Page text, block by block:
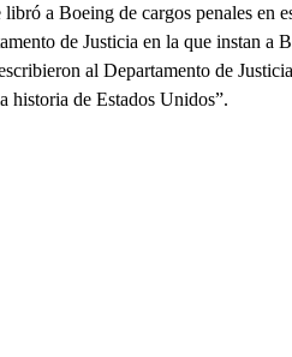
a Boeing de cargos penales en
de Justicia en la que instan a
al Departamento de
historia de Estados Unidos”.